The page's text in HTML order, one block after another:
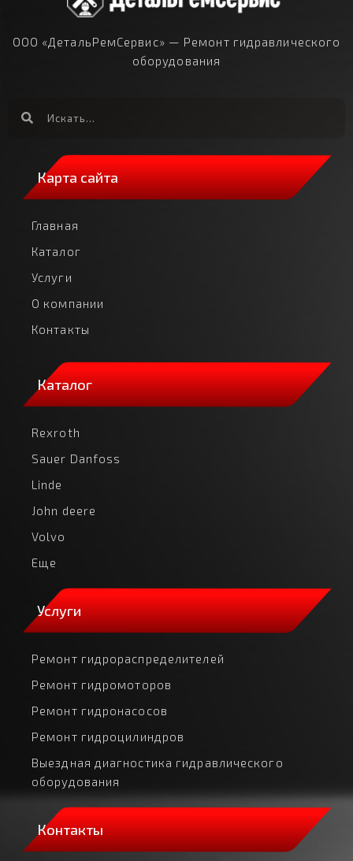
ООО «ДетальРемСервис» — Ремонт гидравлического
оборудования
Карта сайта
Главная
Каталог
Услуги
О компании
Контакты
Каталог
Rexroth
Sauer Danfoss
Linde
John deere
Volvo
Еще
Услуги
Ремонт гидрораспределителей
Ремонт гидромоторов
Ремонт гидронасосов
Ремонт гидроцилиндров
Выездная диагностика гидравлического
оборудования
Контакты